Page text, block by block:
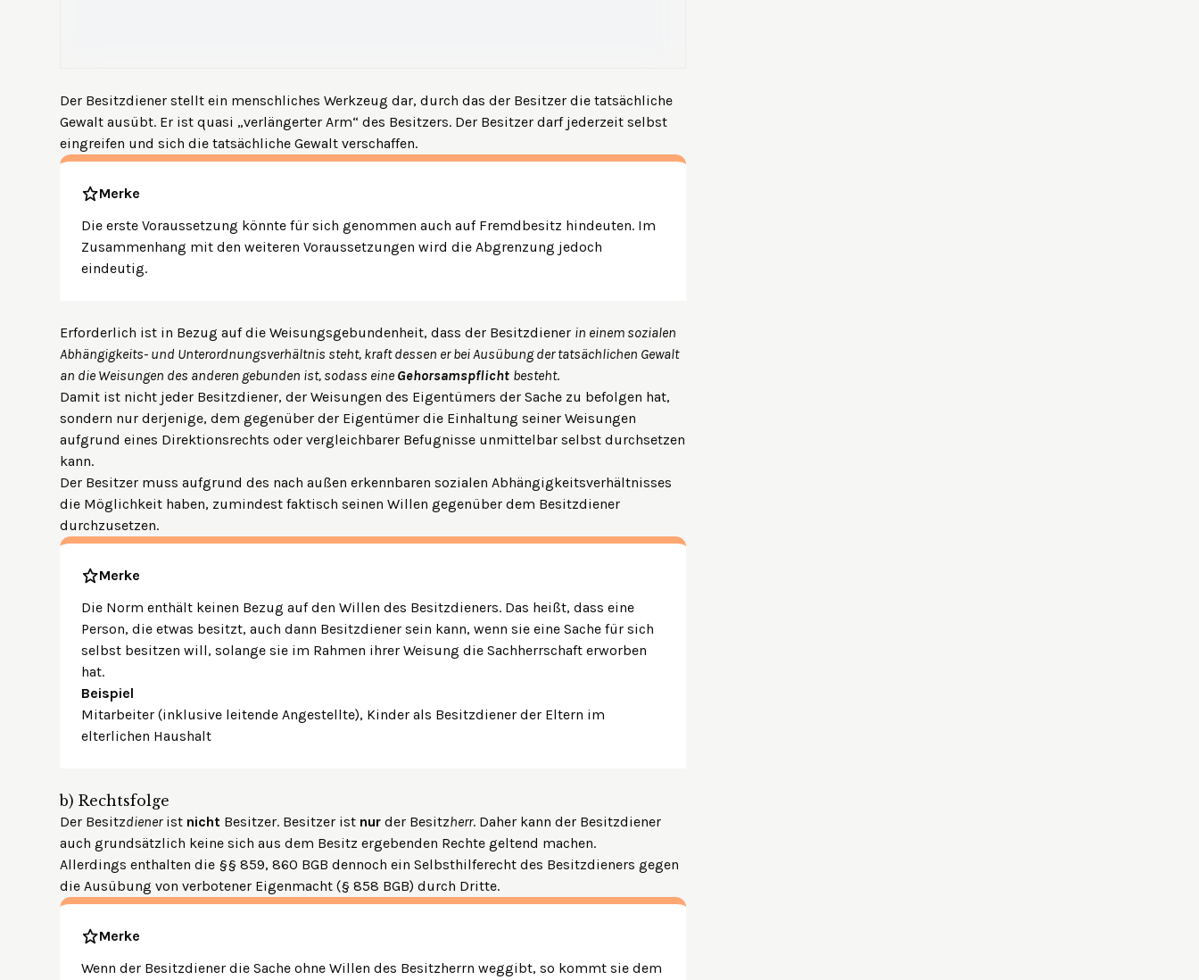
Der Besitzdiener stellt ein menschliches Werkzeug dar, durch das der Besitzer die tatsächliche
Gewalt ausübt. Er ist quasi „verlängerter Arm“ des Besitzers. Der Besitzer darf jederzeit selbst
eingreifen und sich die tatsächliche Gewalt verschaffen.
Merke
Die erste Voraussetzung könnte für sich genommen auch auf Fremdbesitz hindeuten. Im
Zusammenhang mit den weiteren Voraussetzungen wird die Abgrenzung jedoch
eindeutig.
Erforderlich ist in Bezug auf die Weisungsgebundenheit, dass der Besitzdiener in einem sozialen
Abhängigkeits- und Unterordnungsverhältnis steht, kraft dessen er bei Ausübung der tatsächlichen Gewalt
an die Weisungen des anderen gebunden ist, sodass eine Gehorsamspflicht besteht.
Damit ist nicht jeder Besitzdiener, der Weisungen des Eigentümers der Sache zu befolgen hat,
sondern nur derjenige, dem gegenüber der Eigentümer die Einhaltung seiner Weisungen
aufgrund eines Direktionsrechts oder vergleichbarer Befugnisse unmittelbar selbst durchsetzen
kann.
Der Besitzer muss aufgrund des nach außen erkennbaren sozialen Abhängigkeitsverhältnisses
die Möglichkeit haben, zumindest faktisch seinen Willen gegenüber dem Besitzdiener
durchzusetzen.
Merke
Die Norm enthält keinen Bezug auf den Willen des Besitzdieners. Das heißt, dass eine
Person, die etwas besitzt, auch dann Besitzdiener sein kann, wenn sie eine Sache für sich
selbst besitzen will, solange sie im Rahmen ihrer Weisung die Sachherrschaft erworben
hat.
Beispiel
Mitarbeiter (inklusive leitende Angestellte), Kinder als Besitzdiener der Eltern im
elterlichen Haushalt
b) Rechtsfolge
Der Besitzdienerist nicht Besitzer. Besitzer ist nur der Besitzherr. Daher kann der Besitzdiener
auch grundsätzlich keine sich aus dem Besitz ergebenden Rechte geltend machen.
Allerdings enthalten die §§ 859, 860 BGB dennoch ein Selbsthilferecht des Besitzdieners gegen
die Ausübung vonverbotener Eigenmacht (§ 858 BGB) durch Dritte.
Merke
Wenn der Besitzdiener die Sache ohne Willen des Besitzherrn weggibt, so kommt sie dem